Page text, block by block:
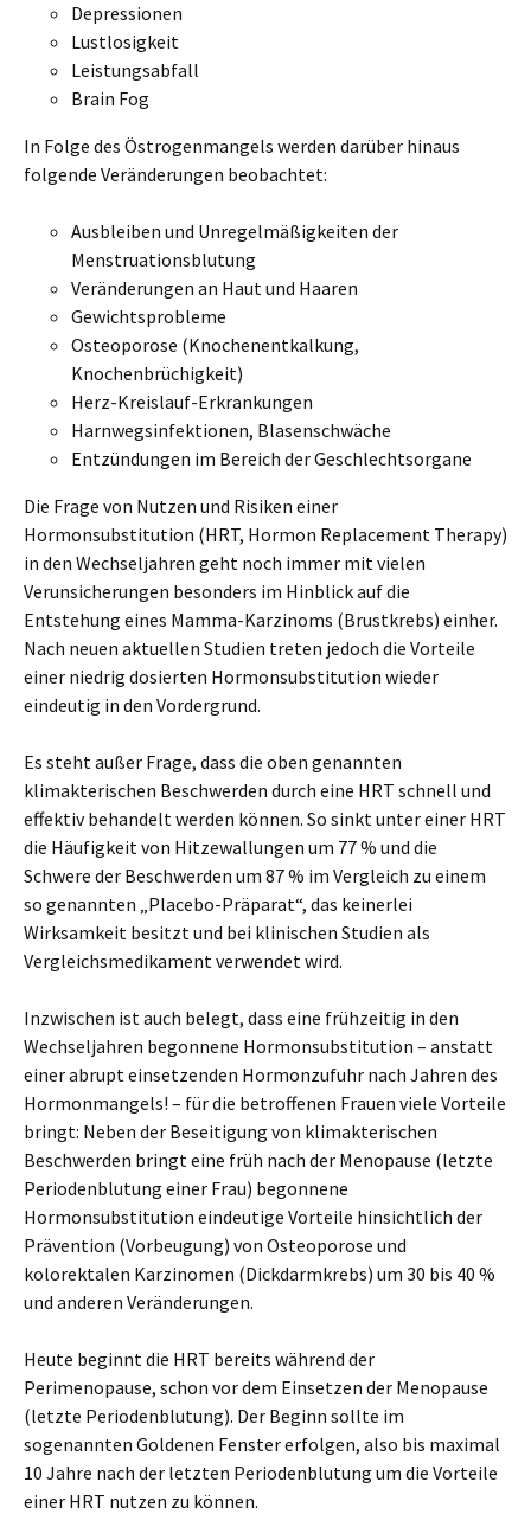
Depressionen
Lustlosigkeit
Leistungsabfall
Brain Fog
In Folge des Östrogenmangels werden darüber hinaus
folgende Veränderungen beobachtet:
Ausbleiben und Unregelmäßigkeiten der
Menstruationsblutung
Veränderungen an Haut und Haaren
Gewichtsprobleme
Osteoporose (Knochenentkalkung,
Knochenbrüchigkeit)
Herz-Kreislauf-Erkrankungen
Harnwegsinfektionen, Blasenschwäche
Entzündungen im Bereich der Geschlechtsorgane
Die Frage von Nutzen und Risiken einer
Hormonsubstitution (HRT, Hormon Replacement Therapy)
in den Wechseljahren geht noch immer mit vielen
Verunsicherungen besonders im Hinblick auf die
Entstehung eines Mamma-Karzinoms (Brustkrebs) einher.
Nach neuen aktuellen Studien treten jedoch die Vorteile
einer niedrig dosierten Hormonsubstitution wieder
eindeutig in den Vordergrund.
Es steht außer Frage, dass die oben genannten
klimakterischen Beschwerden durch eine HRT schnell und
effektiv behandelt werden können. So sinkt unter einer HRT
die Häufigkeit von Hitzewallungen um 77 % und die
Schwere der Beschwerden um 87 % im Vergleich zu einem
so genannten „Placebo-Präparat“, das keinerlei
Wirksamkeit besitzt und bei klinischen Studien als
Vergleichsmedikament verwendet wird.
Inzwischen ist auch belegt, dass eine frühzeitig in den
Wechseljahren begonnene Hormonsubstitution – anstatt
einer abrupt einsetzenden Hormonzufuhr nach Jahren des
Hormonmangels! – für die betroffenen Frauen viele Vorteile
bringt: Neben der Beseitigung von klimakterischen
Beschwerden bringt eine früh nach der Menopause (letzte
Periodenblutung einer Frau) begonnene
Hormonsubstitution eindeutige Vorteile hinsichtlich der
Prävention (Vorbeugung) von Osteoporose und
kolorektalen Karzinomen (Dickdarmkrebs) um 30 bis 40 %
und anderen Veränderungen.
Heute beginnt die HRT bereits während der
Perimenopause, schon vor dem Einsetzen der Menopause
(letzte Periodenblutung). Der Beginn sollte im
sogenannten Goldenen Fenster erfolgen, also bis maximal
10 Jahre nach der letzten Periodenblutung um die Vorteile
einer HRT nutzen zu können.